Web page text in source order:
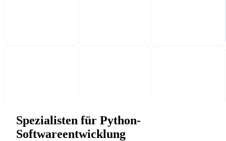
Spezialisten für Python-
Softwareentwicklung